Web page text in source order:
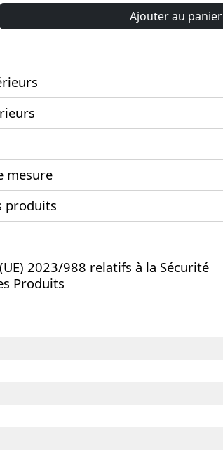
Ajouter au panier
mesure
produits
2023/988 relatifs à la Sécurité
Produits